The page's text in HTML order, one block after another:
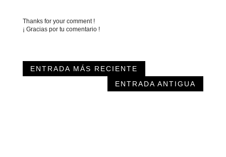
Thanks for your comment !
¡ Gracias por tu comentario !
ENTRADA MÁS RECIENTE
ENTRADA ANTIGUA